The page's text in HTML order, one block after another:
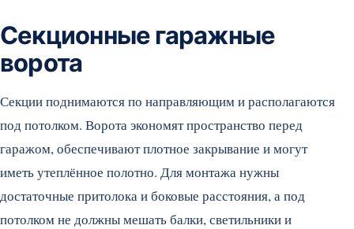
Секционные гаражные
ворота
Секции поднимаются по направляющим и располагаются
под потолком. Ворота экономят пространство перед
гаражом, обеспечивают плотное закрывание и могут
иметь утеплённое полотно. Для монтажа нужны
достаточные притолока и боковые расстояния, а под
потолком не должны мешать балки, светильники и